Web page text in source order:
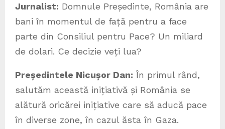
Jurnalist: Domnule Președinte, România are
bani în momentul de față pentru a face
parte din Consiliul pentru Pace? Un miliard
de dolari. Ce decizie veți lua?
Președintele Nicușor Dan: În primul rând,
salutăm această inițiativă și România se
alătură oricărei inițiative care să aducă pace
în diverse zone, în cazul ăsta în Gaza.